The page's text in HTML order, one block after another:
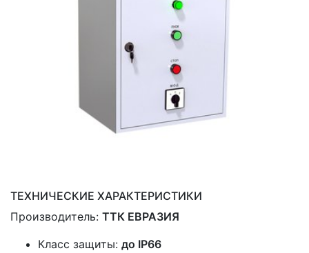
ТЕХНИЧЕСКИЕ ХАРАКТЕРИСТИКИ
Производитель: ТТК ЕВРАЗИЯ
Класс защиты: до IP66